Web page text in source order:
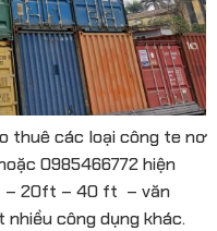
thuê các loại công te nơ
0985466772 hiện
– 20ft – 40 ft – văn
công dụng khác.